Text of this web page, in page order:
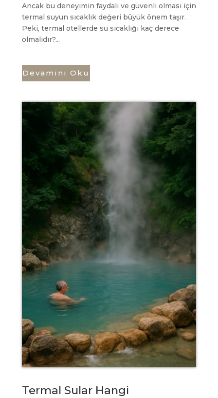
Ancak bu deneyimin faydalı ve güvenli olması için
termal suyun sıcaklık değeri büyük önem taşır.
Peki, termal otellerde su sıcaklığı kaç derece
olmalıdır?...
Devamını Oku
Termal Sular Hangi